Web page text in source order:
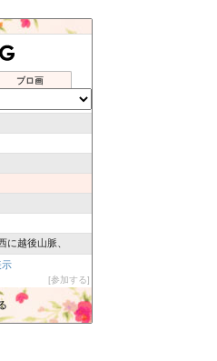
ブロ画
ック
んでも恋も仕事も
に越後山脈、
音
示
参加する